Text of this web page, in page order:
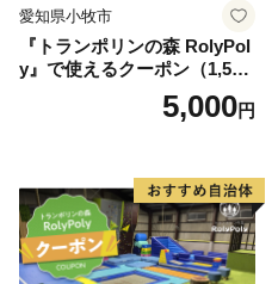
愛知県小牧市
『トランポリンの森 RolyPol
y』で使えるクーポン（1,500
5,000円